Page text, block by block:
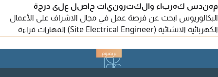
مهندس كهرباء والكترونيات حاصل على درجة
البكالوريوس ابحث عن فرصة عمل في مجال الاشراف على الأعمال
الكهربائية الانشائية (Site Electrical Engineer) المهارات قراءة
الالمام بأنظمة التمديدات الكهربائية (Cable Tray, Conduits,
Earthing) متابعة تنفيذ الأعمال بالموقع حسب المواصفات - تعديل